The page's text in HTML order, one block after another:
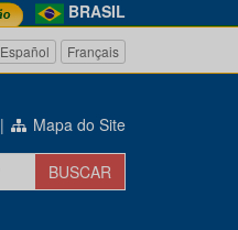
BRASIL
Español Français
| Mapa do Site